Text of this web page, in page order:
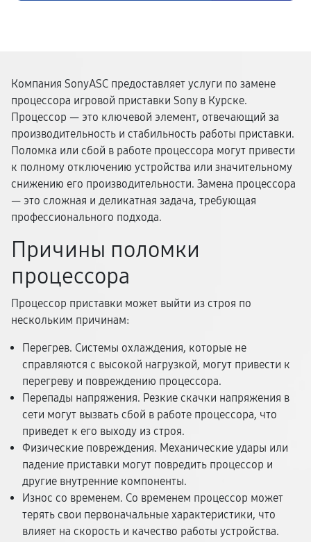
Компания SonyASC предоставляет услуги по замене
процессора игровой приставки Sony в Курске.
Процессор — это ключевой элемент, отвечающий за
производительность и стабильность работы приставки.
Поломка или сбой в работе процессора могут привести
к полному отключению устройства или значительному
снижению его производительности. Замена процессора
— это сложная и деликатная задача, требующая
профессионального подхода.
Причины поломки
процессора
Процессор приставки может выйти из строя по
нескольким причинам:
Перегрев. Системы охлаждения, которые не
справляются с высокой нагрузкой, могут привести к
перегреву и повреждению процессора.
Перепады напряжения. Резкие скачки напряжения в
сети могут вызвать сбой в работе процессора, что
приведет к его выходу из строя.
Физические повреждения. Механические удары или
падение приставки могут повредить процессор и
другие внутренние компоненты.
Износ со временем. Со временем процессор может
терять свои первоначальные характеристики, что
влияет на скорость и качество работы устройства.